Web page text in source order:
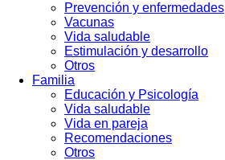
Prevención y enfermedades
Vacunas
Vida saludable
Estimulación y desarrollo
Otros
Familia
Educación y Psicología
Vida saludable
Vida en pareja
Recomendaciones
Otros